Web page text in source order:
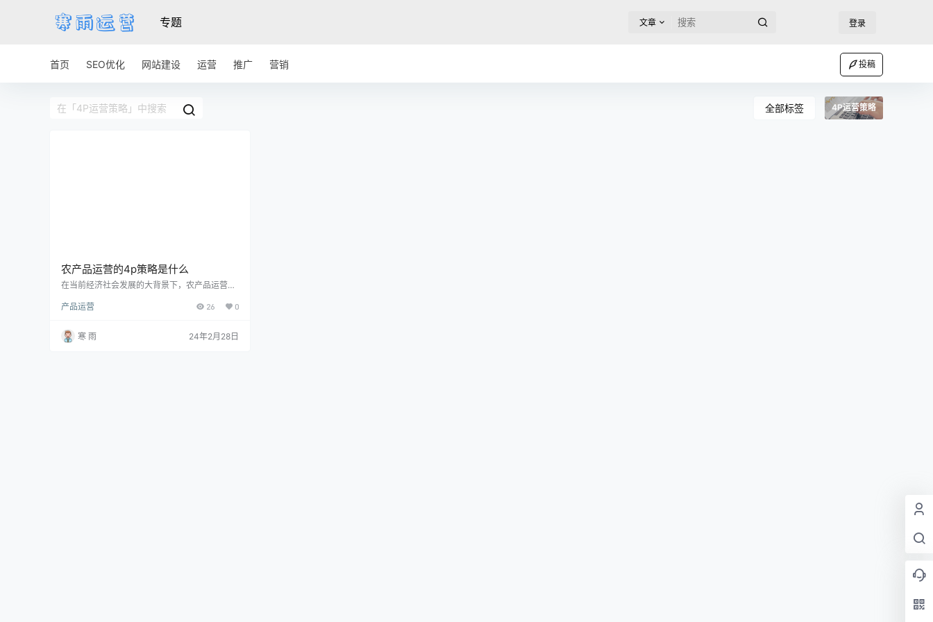
专题 文章 登录
首页 SEO优化 网站建设 运营 推广 营销 投稿
全部标签 4P运营策略
农产品运营的4p策略是什么
在当前经济社会发展的大背景下，农产品运营作
重视。在这个竞争激烈的市场环境中，如何有效
考的问题。而4P运营策略作为传统的市场营销策
略之一，也被广泛应用于农产品运营当中。 1. 什
产品运营 26 0
寒 雨 24年2月28日